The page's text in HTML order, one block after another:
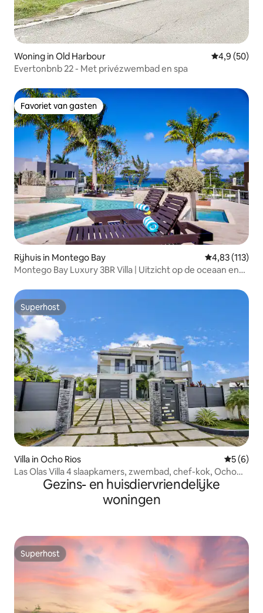
Woning in Old Harbour Gemiddelde
4,9 (50)
Evertonbnb 22 - Met privézwembad en spa
Favoriet van gasten
Favoriet van gasten
Rijhuis in Montego Bay Gemiddelde
4,83 (113)
Montego Bay Luxury 3BR Villa | Uitzicht op de oceaan en
Superhost
Superhost
Villa in Ocho Rios
5 (6)
Las Olas Villa 4 slaapkamers, zwembad, chef-kok, Ocho
Gezins- en huisdiervriendelijke
woningen
Superhost
Superhost